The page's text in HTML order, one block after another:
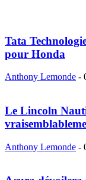
Tata
pour Honda
Anthony Lemonde -
Le Lincoln
Anthony Lemonde -